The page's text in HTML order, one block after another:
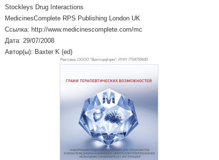
Stockleys Drug Interactions
MedicinesComplete RPS Publishing London UK
Ссылка: http://www.medicinescomplete.com/mc
Дата: 29/07/2008
Автор(ы): Baxter K (ed)
Реклама. ОООО "Векторфарм", ИНН 7704799640